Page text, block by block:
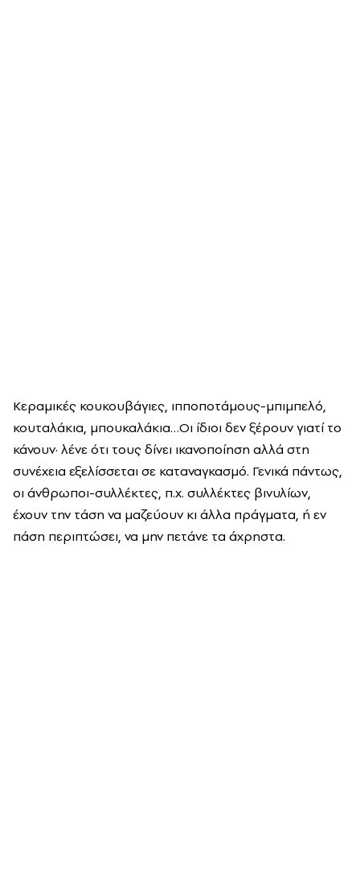
Κεραμικές κουκουβάγιες, ιπποποτάμους-μπιμπελό,
κουταλάκια, μπουκαλάκια…Οι ίδιοι δεν ξέρουν γιατί το
κάνουν· λένε ότι τους δίνει ικανοποίηση αλλά στη
συνέχεια εξελίσσεται σε καταναγκασμό. Γενικά πάντως,
οι άνθρωποι-συλλέκτες, π.χ. συλλέκτες βινυλίων,
έχουν την τάση να μαζεύουν κι άλλα πράγματα, ή εν
πάση περιπτώσει, να μην πετάνε τα άχρηστα.